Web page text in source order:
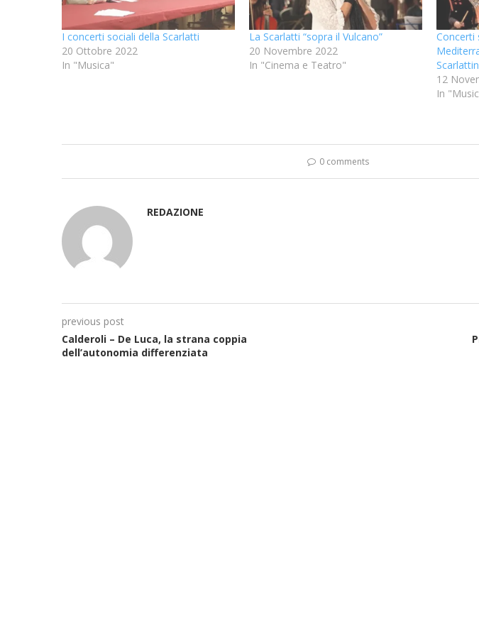
I concerti sociali della Scarlatti
20 Ottobre 2022
In "Musica"
La Scarlatti “sopra il Vulcano”
20 Novembre 2022
In "Cinema e Teatro"
Concerti
12
In
0 comments
REDAZIONE
previous post
Calderoli – De Luca, la strana coppia
dell’autonomia differenziata